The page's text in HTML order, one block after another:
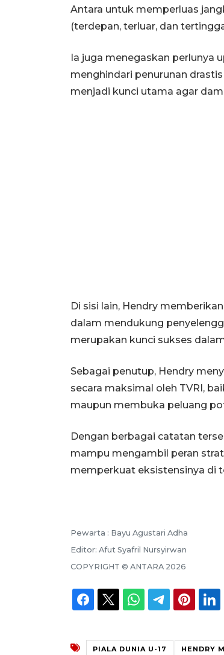
Antara untuk memperluas
(terdepan, terluar, dan
Ia juga menegaskan perlunya
menghindari penurunan
menjadi kunci utama agar
Di sisi lain, Hendry
dalam mendukung
merupakan kunci sukses
Sebagai penutup, Hendry
secara maksimal oleh TVRI,
maupun membuka peluang
Dengan berbagai catatan
mampu mengambil peran
memperkuat eksistensinya di
Pewarta : Bayu Agustari Adha
Editor: Afut Syafril Nursyirwan
COPYRIGHT © ANTARA 2026
PIALA DUNIA U-17 HENDRY